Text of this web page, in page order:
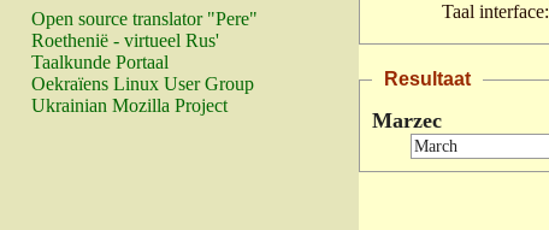
Open source translator "Pere"
Roethenië - virtueel Rus'
Taalkunde Portaal
Oekraïens Linux User Group
Ukrainian Mozilla Project
Taal interface:
Resultaat
Marzec